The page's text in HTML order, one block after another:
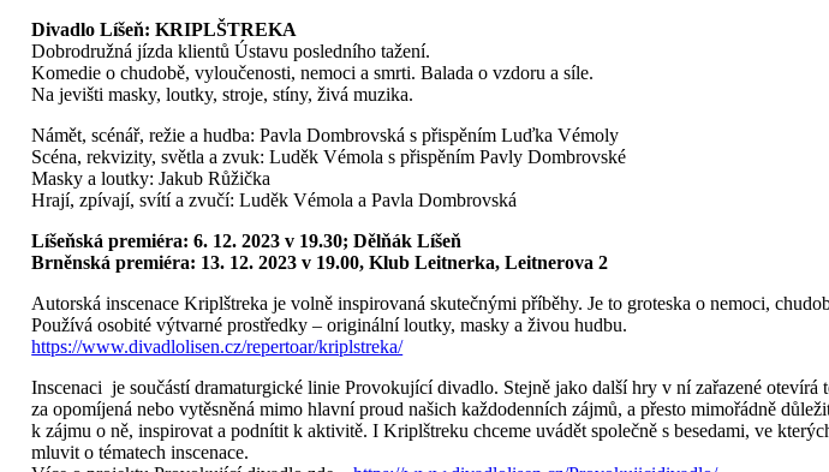
Divadlo Líšeň: KRIPLŠTREKA
Dobrodružná jízda klientů Ústavu posledního tažení.
Komedie o chudobě, vyloučenosti, nemoci a smrti. Balada o vzdoru a síle.
Na jevišti masky, loutky, stroje, stíny, živá muzika.
Námět, scénář, režie a hudba: Pavla Dombrovská s přispěním Luďka Vémoly
Scéna, rekvizity, světla a zvuk: Luděk Vémola s přispěním Pavly Dombrovské
Masky a loutky: Jakub Růžička
Hrají, zpívají, svítí a zvučí: Luděk Vémola a Pavla Dombrovská
Líšeňská premiéra: 6. 12. 2023 v 19.30; Dělňák Líšeň
Brněnská premiéra: 13. 12. 2023 v 19.00, Klub Leitnerka, Leitnerova 2
Autorská inscenace Kriplštreka je volně inspirovaná skutečnými příběhy. Je to groteska o nemoci,
Používá osobité výtvarné prostředky – originální loutky, masky a živou hudbu.
https://www.divadlolisen.cz/repertoar/kriplstreka/
Inscenaci je součástí dramaturgické linie Provokující divadlo. Stejně jako další hry v ní zařazené otevírá
za opomíjená nebo vytěsněná mimo hlavní proud našich každodenních zájmů, a přesto mimořádně
k zájmu o ně, inspirovat a podnítit k aktivitě. I Kriplštreku chceme uvádět společně s besedami, ve
mluvit o tématech inscenace.